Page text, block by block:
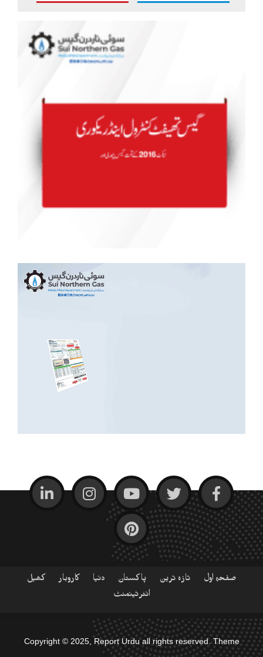
صفحہ اول تازہ ترین پاکستان دنیا کاروبار
کھیل
انٹرٹینمنٹ
Copyright © 2025, Report Urdu all rights reserved. Theme